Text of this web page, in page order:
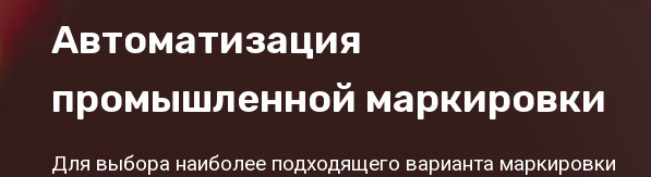
Автоматизация
промышленной маркировки
Для выбора наиболее подходящего варианта маркировки